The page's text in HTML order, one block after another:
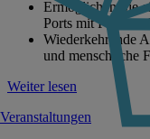
Veranstaltungen
Ermöglichen Sie
Ports mit Ports
Wiederkehrende
und menschliche
Weiter lesen